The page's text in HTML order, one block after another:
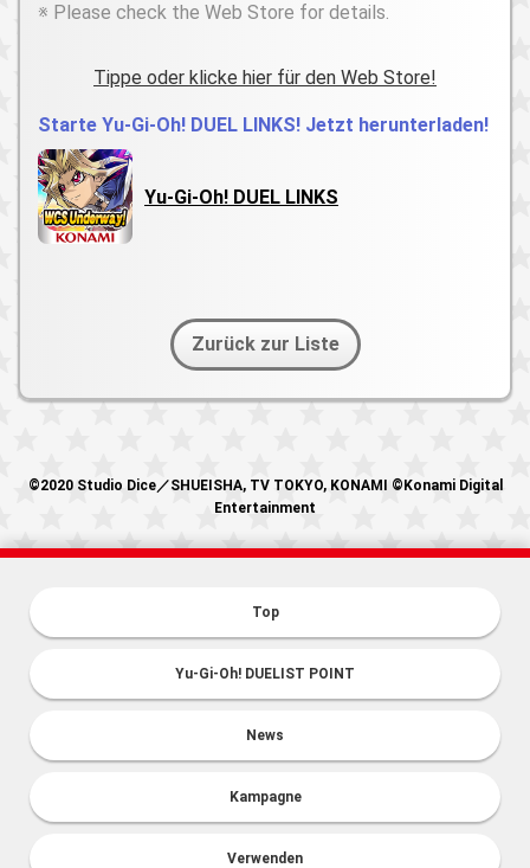
※ Please check the Web Store for details.
Tippe oder klicke hier für den Web Store!
Starte Yu-Gi-Oh! DUEL LINKS! Jetzt herunterladen!
Yu-Gi-Oh! DUEL LINKS
Zurück zur Liste
©2020 Studio Dice／SHUEISHA, TV TOKYO, KONAMI ©Konami Digital
Entertainment
Top
Yu-Gi-Oh! DUELIST POINT
News
Kampagne
Verwenden